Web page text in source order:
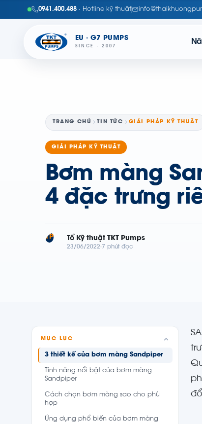
0941.400.488 · Hotline kỹ thuật
EU · G7 PUMPS
SINCE · 2007
TRANG CHỦ TIN TỨC GIẢI PHÁP KỸ THUẬT
GIẢI PHÁP KỸ THUẬT
Bơm màng
4 đặc trưng
TP Tổ Kỹ thuật TKT Pumps
23/06/2022 7 phút đọc
MỤC LỤC
3 thiết kế của bơm màng Sandpiper
Tính năng nổi bật của bơm màng
Sandpiper
Cách chọn bơm màng sao cho phù
hợp
Ứng dụng phổ biến của bơm màng